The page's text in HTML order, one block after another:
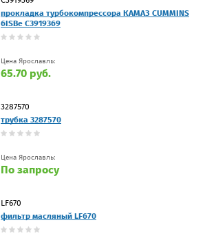
прокладка турбокомпрессора КАМАЗ CUMMINS
6ISBe С3919369
Цена Ярославль:
65.70 руб.
3287570
трубка 3287570
Цена Ярославль:
По запросу
LF670
фильтр масляный LF670